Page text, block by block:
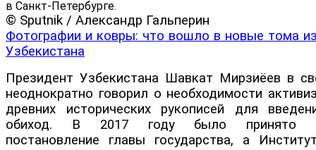
© Sputnik / Александр Гальперин
Фотографии и ковры: что вошло в новые тома
Узбекистана
Президент Узбекистана Шавкат Мирзиёев в
неоднократно говорил о необходимости
древних исторических рукописей для
обиход. В 2017 году было принято
постановление главы государства, а